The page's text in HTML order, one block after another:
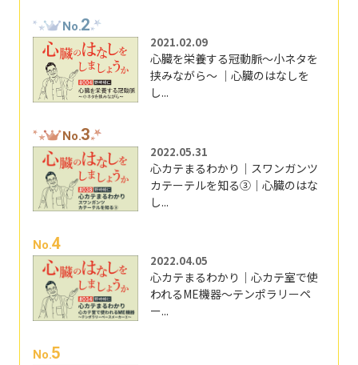
No.2
2021.02.09
心臓を栄養する冠動脈～小ネタを
挟みながら～ ｜心臓のはなしを
し...
No.3
2022.05.31
心カテまるわかり｜スワンガンツ
カテーテルを知る③｜心臓のはな
し...
No.4
2022.04.05
心カテまるわかり｜心カテ室で使
われるME機器～テンポラリーペ
ー...
No.5